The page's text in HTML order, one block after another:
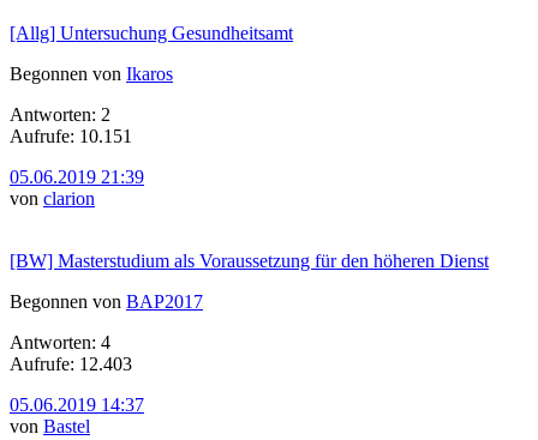
[Allg] Untersuchung Gesundheitsamt
Begonnen von Ikaros
Antworten: 2
Aufrufe: 10.151
05.06.2019 21:39
von clarion
[BW] Masterstudium als Voraussetzung für den höheren Dienst
Begonnen von BAP2017
Antworten: 4
Aufrufe: 12.403
05.06.2019 14:37
von Bastel